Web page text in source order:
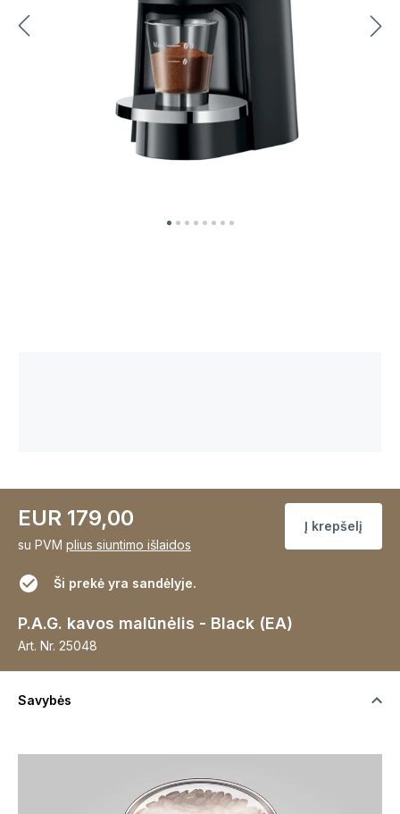
EUR 179,00
su PVM plius siuntimo išlaidos
Į krepšelį
Ši prekė yra sandėlyje.
P.A.G. kavos malūnėlis - Black (EA)
Art. Nr. 25048
Savybės